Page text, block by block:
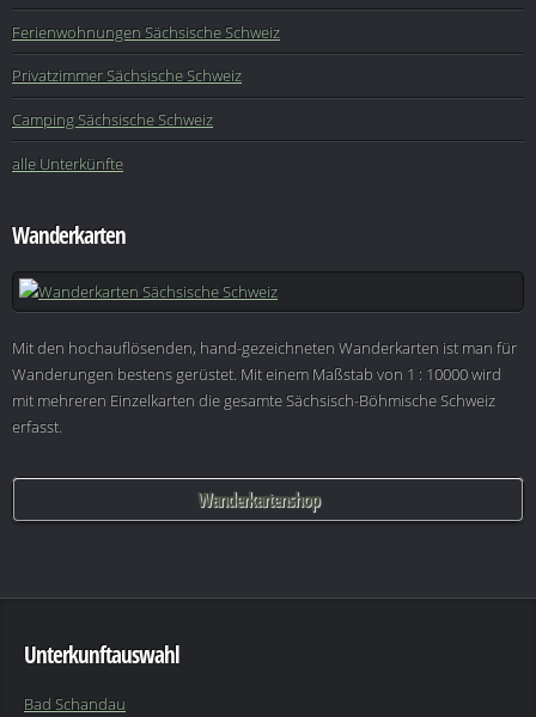
Ferienwohnungen Sächsische Schweiz
Privatzimmer Sächsische Schweiz
Camping Sächsische Schweiz
alle Unterkünfte
Wanderkarten
Mit den hochauflösenden, hand-gezeichneten Wanderkarten ist man für
Wanderungen bestens gerüstet. Mit einem Maßstab von 1 : 10000 wird
mit mehreren Einzelkarten die gesamte Sächsisch-Böhmische Schweiz
erfasst.
Wanderkartenshop
Unterkunftauswahl
Bad Schandau